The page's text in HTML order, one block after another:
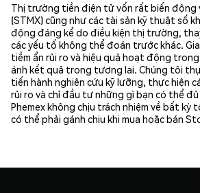
Thị trường tiền điện tử vốn rất biến động
(STMX) cũng như các tài sản kỹ thuật số
động đáng kể do điều kiện thị trường,
các yếu tố không thể đoán trước khác.
tiềm ẩn rủi ro và hiệu quả hoạt động
ánh kết quả trong tương lai. Chúng tôi
tiến hành nghiên cứu kỹ lưỡng, thực hiện
rủi ro và chỉ đầu tư những gì bạn có thể đủ
Phemex không chịu trách nhiệm về bất kỳ
có thể phải gánh chịu khi mua hoặc bán